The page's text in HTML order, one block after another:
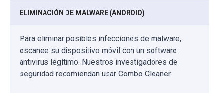
ELIMINACIÓN DE MALWARE (ANDROID)
Para eliminar posibles infecciones de malware,
escanee su dispositivo móvil con un software
antivirus legítimo. Nuestros investigadores de
seguridad recomiendan usar Combo Cleaner.